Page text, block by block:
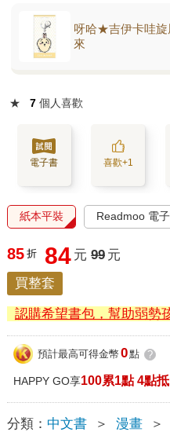
呀哈★吉伊卡哇旋
來
★ 7 個人喜歡
電子書 喜歡+1
紙本平裝 Readmoo 電
85 折 84 元 99 元
買整套
認購希望書包，幫助弱勢
預計最高可得金幣 0點 ?
HAPPY GO享100累1點 4點
分類： 中文書 ＞ 漫畫 ＞